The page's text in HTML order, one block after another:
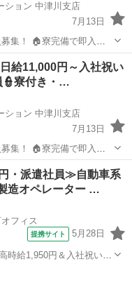
ション 中津川支店
7月13日
集！ 🏠寮完備で即入寮
歓迎＆カップル応募も大
しませんか？ 💴【日
給11,000円～入社祝い
👮寮付き・…
ション 中津川支店
7月13日
集！ 🏠寮完備で即入寮
歓迎＆カップル応募も大
しませんか？ 💴【日
・派遣社員≫自動車系
造オペレーター …
フィス
提携サイト 5月28日
時給1,950円＆入社祝い金